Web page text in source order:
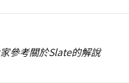
參考關於Slate的解說